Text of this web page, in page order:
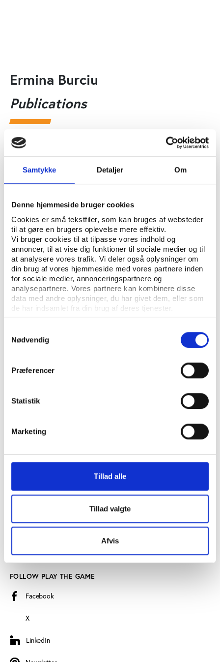
Samtykke Detaljer Om
Denne hjemmeside bruger cookies
Cookies er små tekstfiler, som kan bruges af websteder
til at gøre en brugers oplevelse mere effektiv.
Vi bruger cookies til at tilpasse vores indhold og
annoncer, til at vise dig funktioner til sociale medier og til
at analysere vores trafik. Vi deler også oplysninger om
din brug af vores hjemmeside med vores partnere inden
for sociale medier, annonceringspartnere og
analysepartnere. Vores partnere kan kombinere disse
data med andre oplysninger, du har givet dem, eller som
de har indsamlet fra din brug af deres tjenester.
Nødvendig
Præferencer
Statistik
Marketing
Tillad alle
Tillad valgte
Afvis
Ermina Burciu
Publications
PtG
National Sports Governance Observer.
Country report: Romania
Articles
CONTACT US
8000 Aarhus C, Denmark
Find employee
Certificate of accessibility (Danish)
FOLLOW PLAY THE GAME
Facebook
X
LinkedIn
LinkedIn